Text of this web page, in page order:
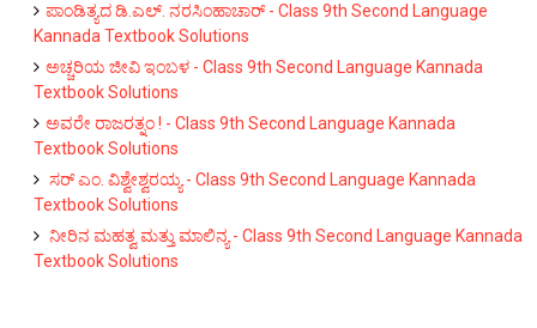
ಪಾಂಡಿತ್ಯದ ಡಿ.ಎಲ್. ನರಸಿಂಹಾಚಾರ್ - Class 9th Second Language
Kannada Textbook Solutions
ಅಚ್ಚರಿಯ ಜೀವಿ ಇಂಬಳ - Class 9th Second Language Kannada
Textbook Solutions
ಅವರೇ ರಾಜರತ್ನಂ ! - Class 9th Second Language Kannada
Textbook Solutions
ಸರ್ ಎಂ. ವಿಶ್ವೇಶ್ವರಯ್ಯ - Class 9th Second Language Kannada
Textbook Solutions
ನೀರಿನ ಮಹತ್ವ ಮತ್ತು ಮಾಲಿನ್ಯ - Class 9th Second Language Kannada
Textbook Solutions